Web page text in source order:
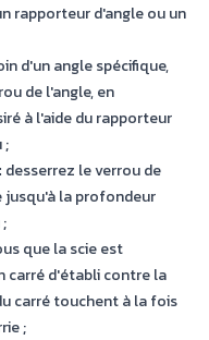
rapporteur d'angle ou un
d'un angle spécifique,
de l'angle, en
à l'aide du rapporteur
;
desserrez le verrou de
la profondeur
que la scie est
carré d'établi contre la
carré touchent à la fois
;